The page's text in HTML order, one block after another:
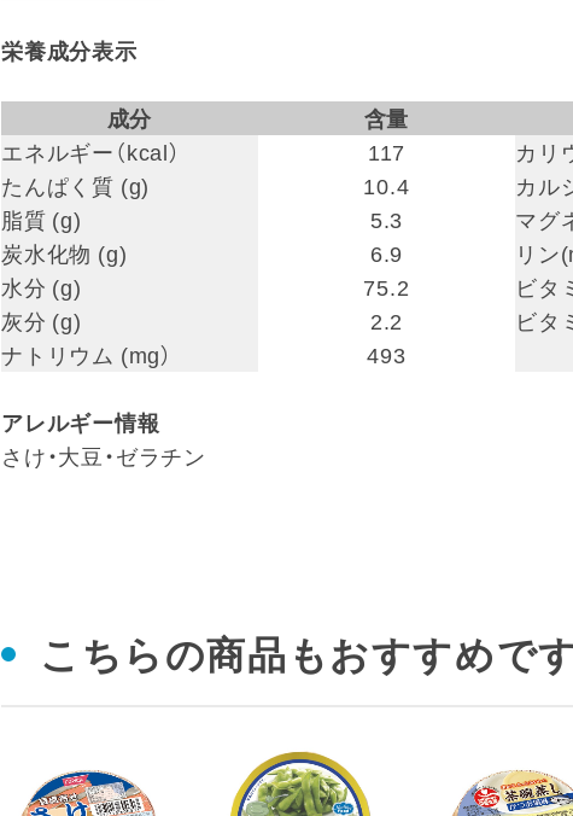
栄養成分表示
成分
含量
エネルギー（kcal）
117
カリ
たんぱく質 (g)
10.4
カル
脂質 (g)
5.3
マグ
炭水化物 (g)
6.9
リン
水分 (g)
75.2
ビタ
灰分 (g)
2.2
ビタ
ナトリウム (mg）
493
アレルギー情報
さけ・大豆・ゼラチン
こちらの商品もおすすめで